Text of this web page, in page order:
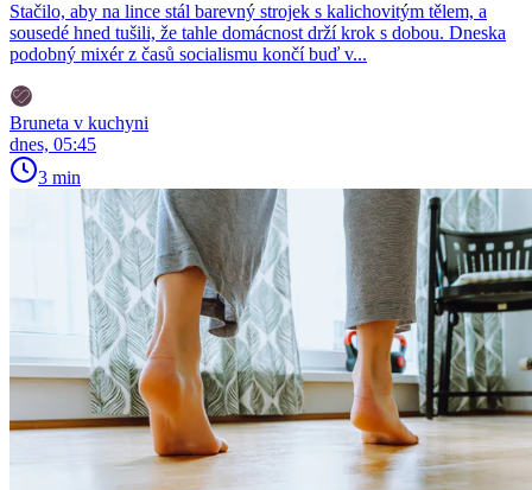
Stačilo, aby na lince stál barevný strojek s kalichovitým tělem, a
sousedé hned tušili, že tahle domácnost drží krok s dobou. Dneska
podobný mixér z časů socialismu končí buď v...
Bruneta v kuchyni
dnes, 05:45
3 min